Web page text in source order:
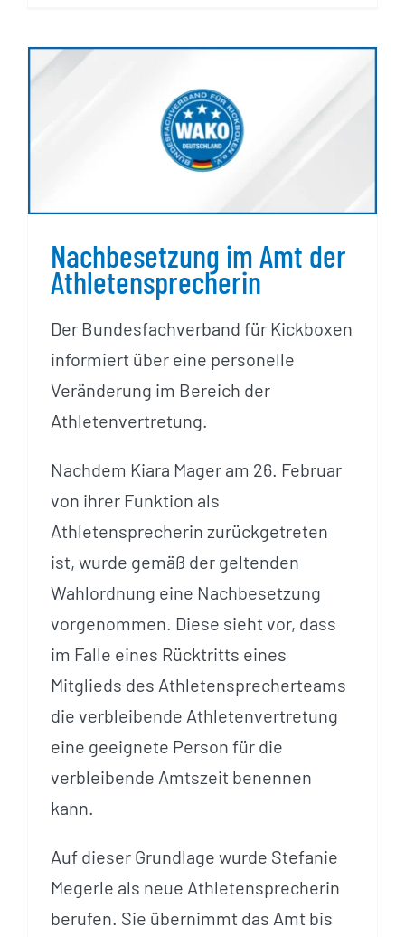
Nachbesetzung im Amt der
Athletensprecherin
Nachbesetzung im Amt der
Athletensprecherin
Der Bundesfachverband für Kickboxen
informiert über eine personelle
Veränderung im Bereich der
Athletenvertretung.
Nachdem Kiara Mager am 26. Februar
von ihrer Funktion als
Athletensprecherin zurückgetreten
ist, wurde gemäß der geltenden
Wahlordnung eine Nachbesetzung
vorgenommen. Diese sieht vor, dass
im Falle eines Rücktritts eines
Mitglieds des Athletensprecherteams
die verbleibende Athletenvertretung
eine geeignete Person für die
verbleibende Amtszeit benennen
kann.
Auf dieser Grundlage wurde Stefanie
Megerle als neue Athletensprecherin
berufen. Sie übernimmt das Amt bis